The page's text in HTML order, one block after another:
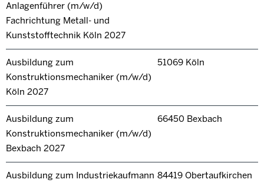
Anlagenführer (m/w/d)
Fachrichtung Metall- und
Kunststofftechnik Köln 2027
Ausbildung zum
Konstruktionsmechaniker (m/w/d)
Köln 2027
51069 Köln
Ausbildung zum
Konstruktionsmechaniker (m/w/d)
Bexbach 2027
66450 Bexbach
Ausbildung zum Industriekaufmann 84419 Obertaufkirchen